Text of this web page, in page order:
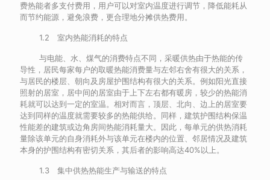
费热能者多支付费用，用户可以对室内温度进行调节，降低能耗从
而节约能源，避免浪费，更合理地分摊供热费用。
1.2 室内热能消耗的特点
与电能、水、煤气的消费特点不同，采暖供热由于热能的传
导性，居民每家每户的取暖热能消费量与左邻右舍有很大的关系，
与居民的楼层、朝向及房屋护围结构有很大的关系。例如阳光直接
照射的居室，居中间的居室由于上下左右都有暖房，较少的热能消
耗就可以达到一定的室温。相对而言，顶层、北向、边上的居室要
达到同样的温度就需要较多的热能供给。同样，建筑护围结构保温
性能差的建筑或边角房间热能消耗量大。因此，每单元的供热消耗
量除该单元的自身消耗外与该单元在楼内的位置、邻居情况及建筑
本身的护围结构有密切关系，其后者的影响高达40%以上。
1.3 集中供热热能生产与输送的特点